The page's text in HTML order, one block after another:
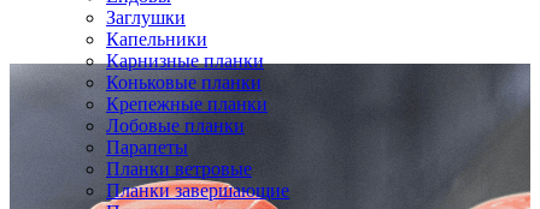
Заглушки
Капельники
Карнизные планки
Коньковые планки
Крепежные планки
Лобовые планки
Парапеты
Планки ветровые
Планки завершающие